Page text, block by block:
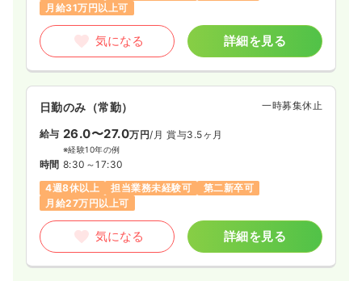
月給31万円以上可
気になる 詳細を見る
日勤のみ（常勤） 一時募集休止
給与 26.0〜27.0万円/月 賞与3.5ヶ月
※経験10年の例
時間 8:30～17:30
4週8休以上
担当業務未経験可
第二新卒可
月給27万円以上可
気になる 詳細を見る